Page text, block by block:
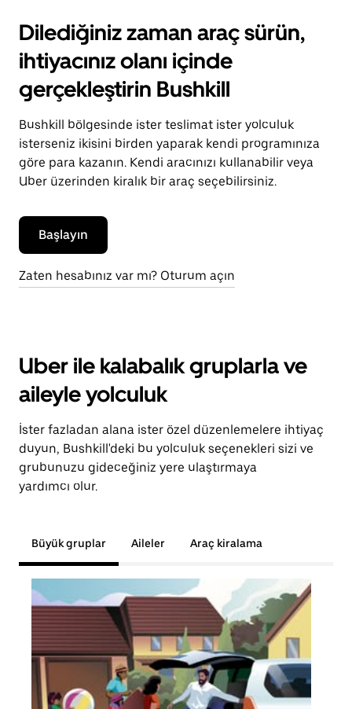
Dilediğiniz zaman araç sürün,
ihtiyacınız olanı içinde
gerçekleştirin Bushkill
Bushkill bölgesinde ister teslimat ister yolculuk
isterseniz ikisini birden yaparak kendi programınıza
göre para kazanın. Kendi aracınızı kullanabilir veya
Uber üzerinden kiralık bir araç seçebilirsiniz.
Başlayın
Zaten hesabınız var mı? Oturum açın
Uber ile kalabalık gruplarla ve
aileyle yolculuk
İster fazladan alana ister özel düzenlemelere ihtiyaç
duyun, Bushkill'deki bu yolculuk seçenekleri sizi ve
grubunuzu gideceğiniz yere ulaştırmaya
yardımcı olur.
Büyük gruplar Aileler Araç kiralama